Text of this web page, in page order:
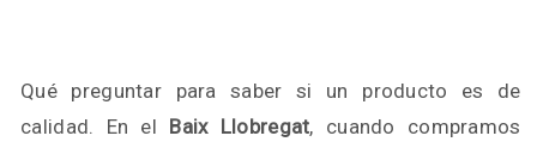
Qué preguntar para saber si un producto es de
calidad. En el Baix Llobregat, cuando compramos